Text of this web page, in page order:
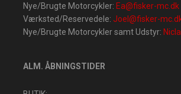
Nye/Brugte Motorcykler:Ea@fisker-mc.dk
Værksted/Re​servedele:Joel@fisker-
Nye/Brugte Motorcykler samt Udstyr:
ALM. ÅBNINGSTIDER